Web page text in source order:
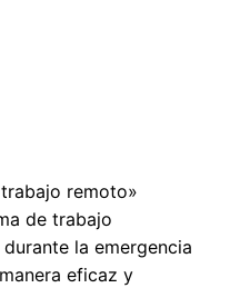
remoto»
de trabajo
la emergencia
eficaz y